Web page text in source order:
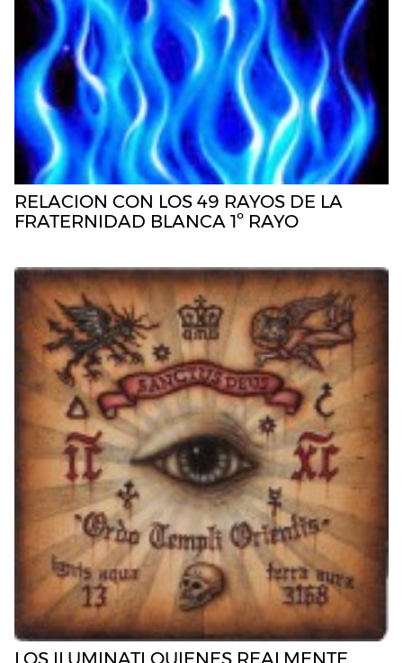
RELACION CON LOS 49 RAYOS DE LA
FRATERNIDAD BLANCA 1º RAYO
LOS ILUMINATI QUIENES REALMENTE